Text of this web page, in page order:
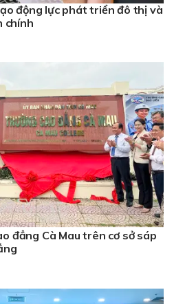
động lực phát triển đô thị và
chính
đẳng Cà Mau trên cơ sở sáp